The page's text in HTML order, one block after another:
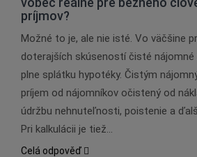
príjmov?
Možné to je, ale nie isté. Vo väčšine
doterajších skúseností čisté nájomné
plne splátku hypotéky. Čistým
príjem od nájomníkov očistený od
údržbu nehnuteľnosti, poistenie a
Pri kalkulácii je tiež…
Celá odpověď